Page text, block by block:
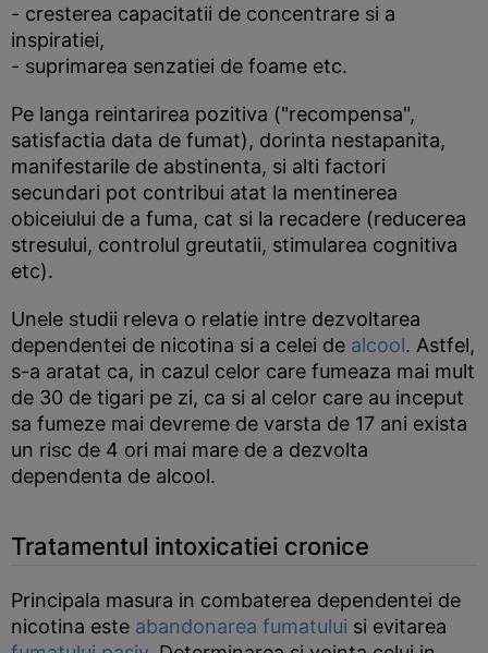
- cresterea capacitatii de concentrare si a
inspiratiei,
- suprimarea senzatiei de foame etc.
Pe langa reintarirea pozitiva ("recompensa",
satisfactia data de fumat), dorinta nestapanita,
manifestarile de abstinenta, si alti factori
secundari pot contribui atat la mentinerea
obiceiului de a fuma, cat si la recadere (reducerea
stresului, controlul greutatii, stimularea cognitiva
etc).
Unele studii releva o relatie intre dezvoltarea
dependentei de nicotina si a celei de alcool. Astfel,
s-a aratat ca, in cazul celor care fumeaza mai mult
de 30 de tigari pe zi, ca si al celor care au inceput
sa fumeze mai devreme de varsta de 17 ani exista
un risc de 4 ori mai mare de a dezvolta
dependenta de alcool.
Tratamentul intoxicatiei cronice
Principala masura in combaterea dependentei de
nicotina este abandonarea fumatului si evitarea